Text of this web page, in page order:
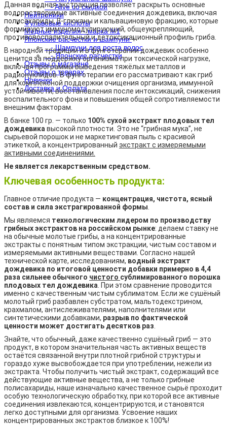
- Alive со скидкой
Нейтроники
Фульвовые кислоты
Медные изделия - марка М1
Японские расчестки и шампуни+
- Шампуни для роста волос
- Японские расчестки
Отзывы о магазине
Отзывы о товарах
Новинки
Доставка и Оплата
Данная водная экстракция позволяет раскрыть основные
водорастворимые активные соединения дождевика, включая
полисахариды, β-глюканы и кальвациновую фракцию, которые
формируют иммуномодулирующий, общеукрепляющий,
противовоспалительный и детоксикационный профиль гриба.
В народной традиции и в фунготерапии дождевик особенно
ценится за поддержку организма при токсической нагрузке,
включая программы выведения тяжёлых металлов и
радионуклидов. В фунготерапии его рассматривают как гриб
для комплексной поддержки очищения организма, иммунной
устойчивости, восстановления после интоксикаций, снижения
воспалительного фона и повышения общей сопротивляемости
внешним факторам.
В банке 100 гр. — только 100% сухой экстракт плодовых тел
дождевика высокой плотности. Это не “грибная мука”, не
сырьевой порошок и не маркетинговая пыль с красивой
этикеткой, а концентрированный экстракт с измеряемыми
активными соединениями.
Не является лекарственным средством.
Ключевая особенность продукта:
Главное отличие продукта — концентрация, чистота, ясный
состав и сила экстрагированной формы
Мы являемся технологическим лидером по производству
грибных экстрактов на российском рынке: делаем ставку не
на обычные молотые грибы, а на концентрированные
экстракты с понятным типом экстракции, чистым составом и
измеряемыми активными веществами. Согласно нашей
технической карте, исследованиям, водный экстракт
дождевика по итоговой ценности добавки примерно в 4,4
раза сильнее обычного чистого сублимированного порошка
плодовых тел дождевика . При этом сравнение проводится
именно с качественным чистым сублиматом. Если же сушёный
молотый гриб разбавлен субстратом, мальтодекстрином,
крахмалом, антислеживателями, наполнителями или
синтетическими добавками, разрыв по фактической
ценности может достигать десятков раз
Знайте, что обычный, даже качественно сушёный гриб — это
продукт, в котором значительная часть активных веществ
остаётся связанной внутри плотной грибной структуры и
гораздо хуже высвобождается при употреблении, нежели из
экстракта. Чтобы получить чистый экстракт, содержащий все
действующие активные вещества, а не только грибные
полисахариды, наше изначально качественное сырьё проходит
особую технологическую обработку, при которой все активные
соединения извлекаются, концентрируются, и становятся
легко доступными для организма. Усвоение наших
концентрированных экстрактов близкое к 100%!